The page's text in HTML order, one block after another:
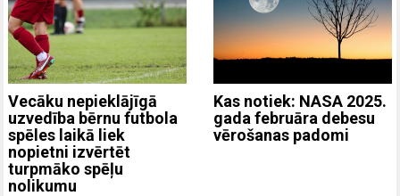
Vecāku nepieklājīgā
uzvedība bērnu futbola
spēles laikā liek
nopietni izvērtēt
turpmāko spēļu
nolikumu
Kas notiek: NASA 2025.
gada februāra debesu
vērošanas padomi